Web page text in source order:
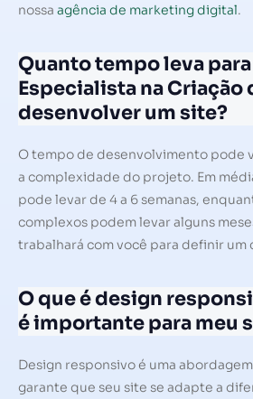
nossa agência de marketing digital.
Quanto tempo leva
Especialista na Criação
desenvolver um site?
O tempo de desenvolvimento pode
a complexidade do projeto. Em
pode levar de 4 a 6 semanas,
complexos podem levar alguns
trabalhará com você para definir um
O que é design
é importante para meu
Design responsivo é uma
garante que seu site se adapte a